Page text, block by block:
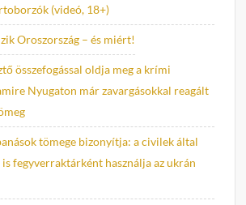
(videó, 18+)
Oroszország – és miért!
összefogással oldja meg a krími
Nyugaton már zavargásokkal reagált
tömege bizonyítja: a civilek által
fegyverraktárként használja az ukrán